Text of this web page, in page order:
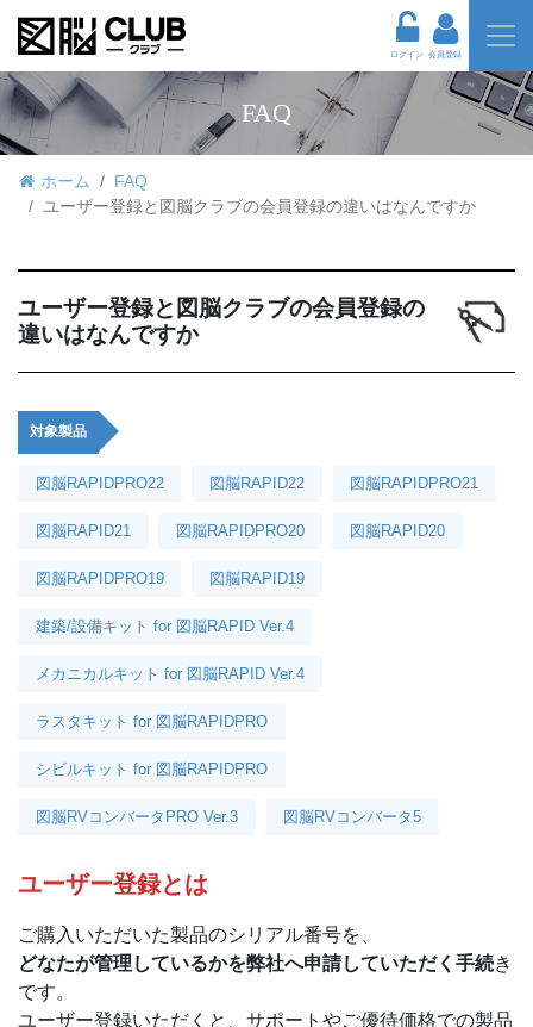
ログイン 会員登録
FAQ
ホーム
FAQ
ユーザー登録と図脳クラブの会員登録の違いはなんですか
ユーザー登録と図脳クラブの会員登録の
違いはなんですか
対象製品
図脳RAPIDPRO22 図脳RAPID22 図脳RAPIDPRO21
図脳RAPID21 図脳RAPIDPRO20 図脳RAPID20
図脳RAPIDPRO19 図脳RAPID19
建築/設備キット for 図脳RAPID Ver.4
メカニカルキット for 図脳RAPID Ver.4
ラスタキット for 図脳RAPIDPRO
シビルキット for 図脳RAPIDPRO
図脳RVコンバータPRO Ver.3 図脳RVコンバータ5
ユーザー登録とは
ご購入いただいた製品のシリアル番号を、
どなたが管理しているかを弊社へ申請していただく手続き
です。
ユーザー登録いただくと、サポートやご優待価格での製品